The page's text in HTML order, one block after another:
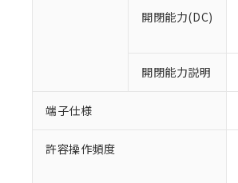
開閉能力(DC)
開閉能力説明
端子仕様
許容操作頻度